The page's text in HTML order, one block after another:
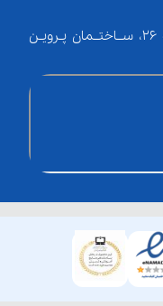
تهران، میدان عطار، خیابان عطار، پلاک 26، ســاختــمان پـرویـن